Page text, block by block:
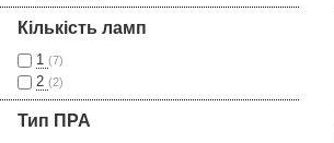
Кількість ламп
1 (7)
2 (2)
Тип ПРА